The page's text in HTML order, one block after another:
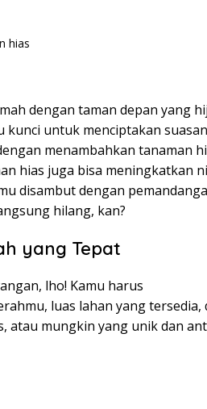
dengan taman depan yang
kunci untuk menciptakan
menambahkan tanaman
hias juga bisa meningkatkan
disambut dengan
hilang, kan?
yang Tepat
lho! Kamu harus
luas lahan yang tersedia,
atau mungkin yang unik dan